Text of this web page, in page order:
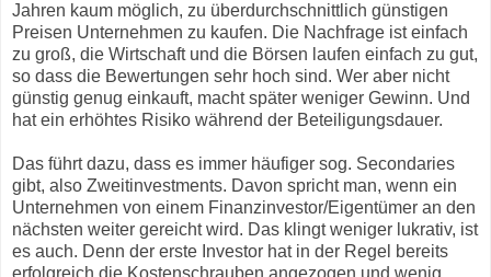
Jahren kaum möglich, zu überdurchschnittlich günstigen
Preisen Unternehmen zu kaufen. Die Nachfrage ist einfach
zu groß, die Wirtschaft und die Börsen laufen einfach zu gut,
so dass die Bewertungen sehr hoch sind. Wer aber nicht
günstig genug einkauft, macht später weniger Gewinn. Und
hat ein erhöhtes Risiko während der Beteiligungsdauer.
Das führt dazu, dass es immer häufiger sog. Secondaries
gibt, also Zweitinvestments. Davon spricht man, wenn ein
Unternehmen von einem Finanzinvestor/Eigentümer an den
nächsten weiter gereicht wird. Das klingt weniger lukrativ, ist
es auch. Denn der erste Investor hat in der Regel bereits